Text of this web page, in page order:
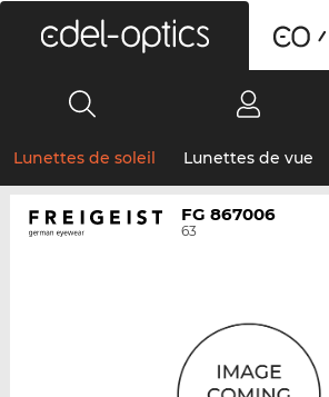
Lunettes de soleil Lunettes de vue
FG 867006
63